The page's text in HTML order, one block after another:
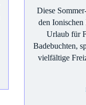
Diese
den Ionischen
Urlaub für
Badebuchten,
vielfältige